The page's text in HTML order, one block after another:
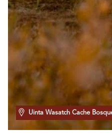
Uinta Wasatch Cache